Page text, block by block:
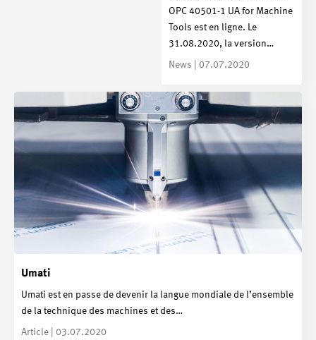
OPC 40501-1 UA for Machine
Tools est en ligne. Le
31.08.2020, la version…
News | 07.07.2020
Umati
Umati est en passe de devenir la langue mondiale de l’ensemble
de la technique des machines et des…
Article | 03.07.2020